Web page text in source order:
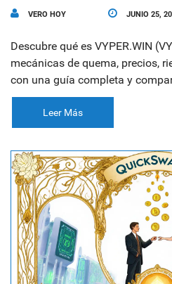
VERO HOY JUNIO 25,
Descubre qué es VYPER.WIN
mecánicas de quema, precios,
con una guía completa y
Leer Más